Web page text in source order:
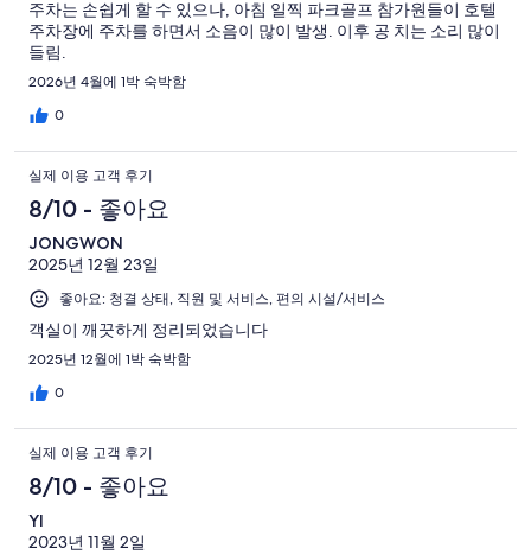
주차는 손쉽게 할 수 있으나, 아침 일찍 파크골프 참가원들이 호텔
주차장에 주차를 하면서 소음이 많이 발생. 이후 공 치는 소리 많이
들림.
2026년 4월에 1박 숙박함
0
실제 이용 고객 후기
8/10 - 좋아요
JONGWON
2025년 12월 23일
좋아요: 청결 상태, 직원 및 서비스, 편의 시설/서비스
객실이 깨끗하게 정리되었습니다
2025년 12월에 1박 숙박함
0
실제 이용 고객 후기
8/10 - 좋아요
YI
2023년 11월 2일